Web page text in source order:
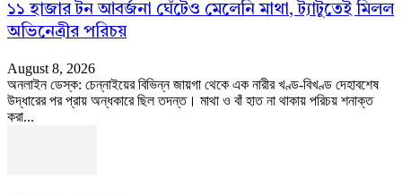
১১ হাজার টন আবর্জনা ঘেঁটেও মেলেনি মাথা, ট্যাটুতেই মিলল
অভিনেত্রীর পরিচয়
August 8, 2026
অনলাইন ডেস্ক: চেন্নাইয়ের বিভিন্ন জায়গা থেকে এক নারীর খণ্ড-বিখণ্ড দেহাবশেষ
উদ্ধারের পর প্রায় অন্ধকারে ছিল তদন্ত। মাথা ও বাঁ হাত না থাকায় পরিচয় শনাক্ত
করা...